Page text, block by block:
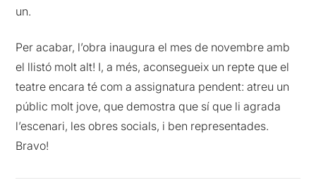
un.
Per acabar, l’obra inaugura el mes de novembre amb
el llistó molt alt! I, a més, aconsegueix un repte que el
teatre encara té com a assignatura pendent: atreu un
públic molt jove, que demostra que sí que li agrada
l’escenari, les obres socials, i ben representades.
Bravo!